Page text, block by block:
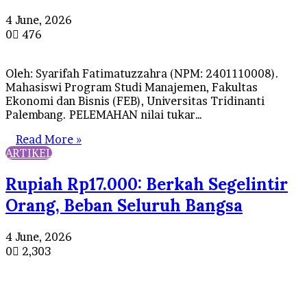
4 June, 2026
0
476
Oleh: Syarifah Fatimatuzzahra (NPM: 2401110008).
Mahasiswi Program Studi Manajemen, Fakultas
Ekonomi dan Bisnis (FEB), Universitas Tridinanti
Palembang. PELEMAHAN nilai tukar…
Read More »
ARTIKEL
Rupiah Rp17.000: Berkah Segelintir
Orang, Beban Seluruh Bangsa
4 June, 2026
0
2,303